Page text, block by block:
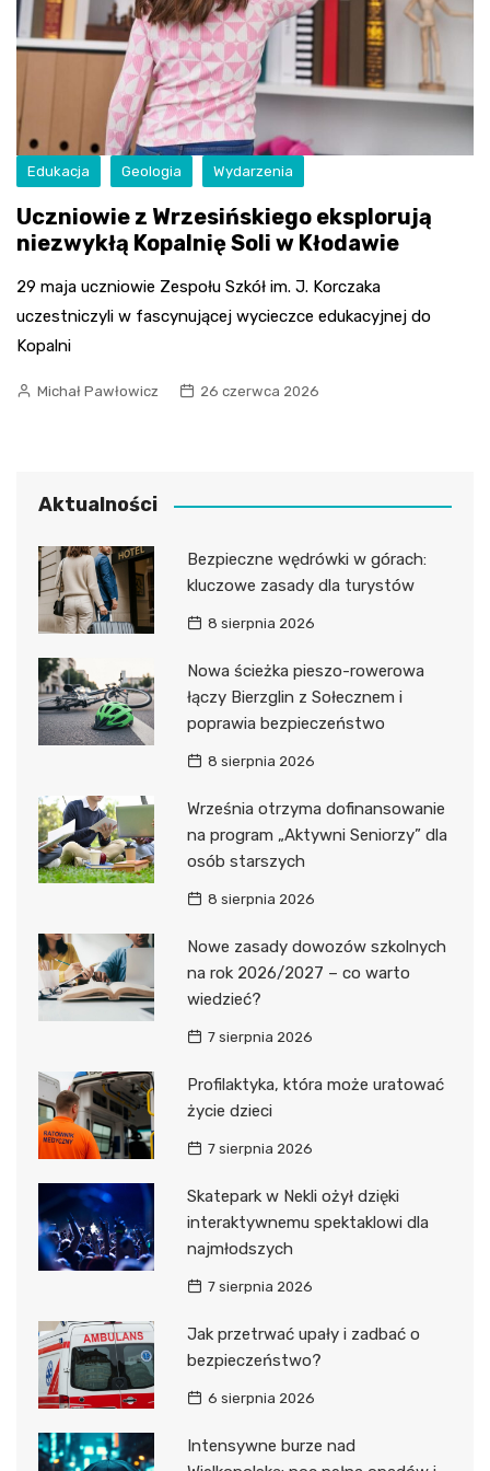
Edukacja Geologia Wydarzenia
Uczniowie z Wrzesińskiego eksplorują
niezwykłą Kopalnię Soli w Kłodawie
29 maja uczniowie Zespołu Szkół im. J. Korczaka
uczestniczyli w fascynującej wycieczce edukacyjnej do
Kopalni
Michał Pawłowicz 26 czerwca 2026
Aktualności
Bezpieczne wędrówki w górach:
kluczowe zasady dla turystów
8 sierpnia 2026
Nowa ścieżka pieszo-rowerowa
łączy Bierzglin z Sołecznem i
poprawia bezpieczeństwo
8 sierpnia 2026
Września otrzyma dofinansowanie
na program „Aktywni Seniorzy” dla
osób starszych
8 sierpnia 2026
Nowe zasady dowozów szkolnych
na rok 2026/2027 – co warto
wiedzieć?
7 sierpnia 2026
Profilaktyka, która może uratować
życie dzieci
7 sierpnia 2026
Skatepark w Nekli ożył dzięki
interaktywnemu spektaklowi dla
najmłodszych
7 sierpnia 2026
Jak przetrwać upały i zadbać o
bezpieczeństwo?
6 sierpnia 2026
Intensywne burze nad